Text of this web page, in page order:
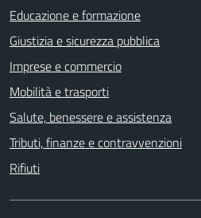
Educazione e formazione
Giustizia e sicurezza pubblica
Imprese e commercio
Mobilità e trasporti
Salute, benessere e assistenza
Tributi, finanze e contravvenzioni
Rifiuti